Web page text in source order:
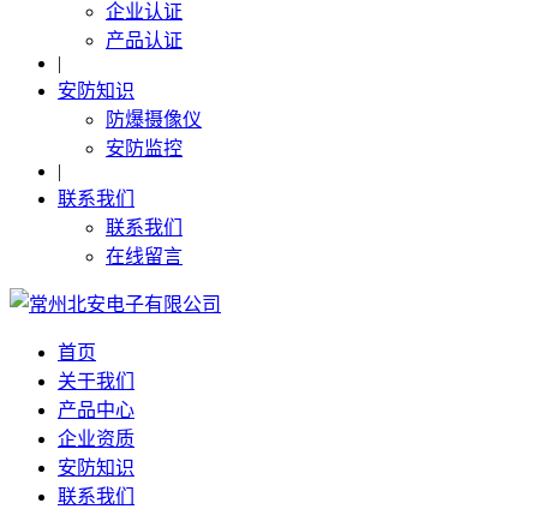
企业认证
产品认证
|
安防知识
防爆摄像仪
安防监控
|
联系我们
联系我们
在线留言
首页
关于我们
产品中心
企业资质
安防知识
联系我们